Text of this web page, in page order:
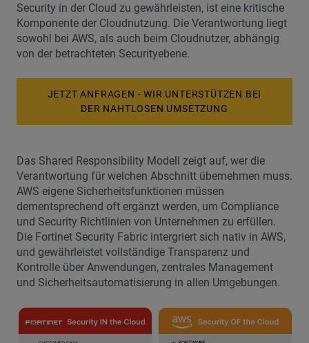
Security in der Cloud zu gewährleisten, ist eine kritische
Komponente der Cloudnutzung. Die Verantwortung liegt
sowohl bei AWS, als auch beim Cloudnutzer, abhängig
von der betrachteten Securityebene.
JETZT ANFRAGEN - WIR UNTERSTÜTZEN BEI
DER NAHTLOSEN UMSETZUNG
Das Shared Responsibility Modell zeigt auf, wer die
Verantwortung für welchen Abschnitt übernehmen muss.
AWS eigene Sicherheitsfunktionen müssen
dementsprechend oft ergänzt werden, um Compliance
und Security Richtlinien von Unternehmen zu erfüllen.
Die Fortinet Security Fabric intergriert sich nativ in AWS,
und gewährleistet vollständige Transparenz und
Kontrolle über Anwendungen, zentrales Management
und Sicherheitsautomatisierung in allen Umgebungen.